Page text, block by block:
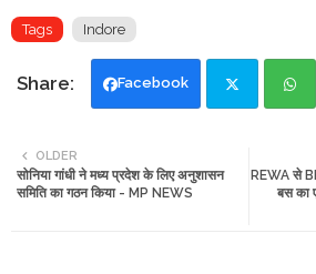
Tags Indore
Facebook
tte ats
REWA से
बस का
OLDER
सोनिया गांधी ने मध्य प्रदेश के लिए अनुशासन
समिति का गठन किया - MP NEWS